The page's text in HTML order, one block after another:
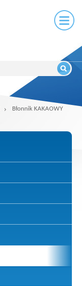
Błonnik KAKAOWY